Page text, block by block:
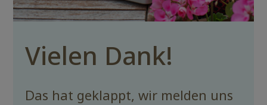
Vielen Dank!
Das hat geklappt, wir melden uns